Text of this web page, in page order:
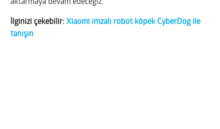
aktarmaya devam edeceğiz.
İlginizi çekebilir:Xiaomi imzalı robot köpek CyberDog ile
tanışın